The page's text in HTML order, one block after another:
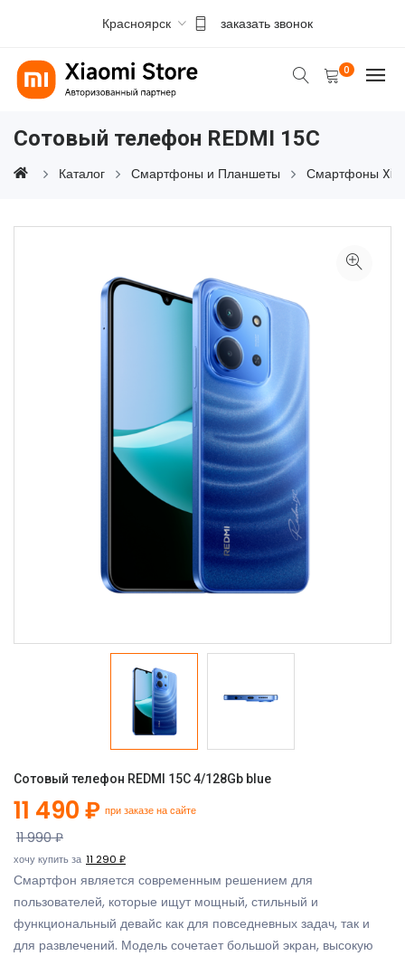
Красноярск заказать звонок
0
Сотовый телефон REDMI 15C
Каталог Смартфоны и Планшеты Смартфоны
Сотовый телефон REDMI 15C 4/128Gb blue
11 490 ₽ при заказе на сайте
11 990 ₽
хочу купить за 11 290 ₽
Смартфон является современным решением для
пользователей, которые ищут мощный, стильный и
функциональный девайс как для повседневных задач, так и
для развлечений. Модель сочетает большой экран, высокую